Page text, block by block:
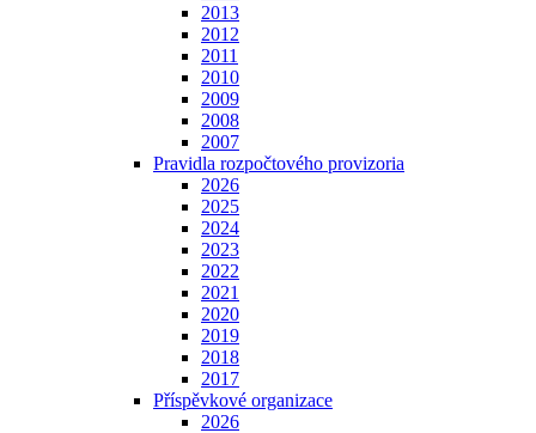
2013
2012
2011
2010
2009
2008
2007
Pravidla rozpočtového provizoria
2026
2025
2024
2023
2022
2021
2020
2019
2018
2017
Příspěvkové organizace
2026